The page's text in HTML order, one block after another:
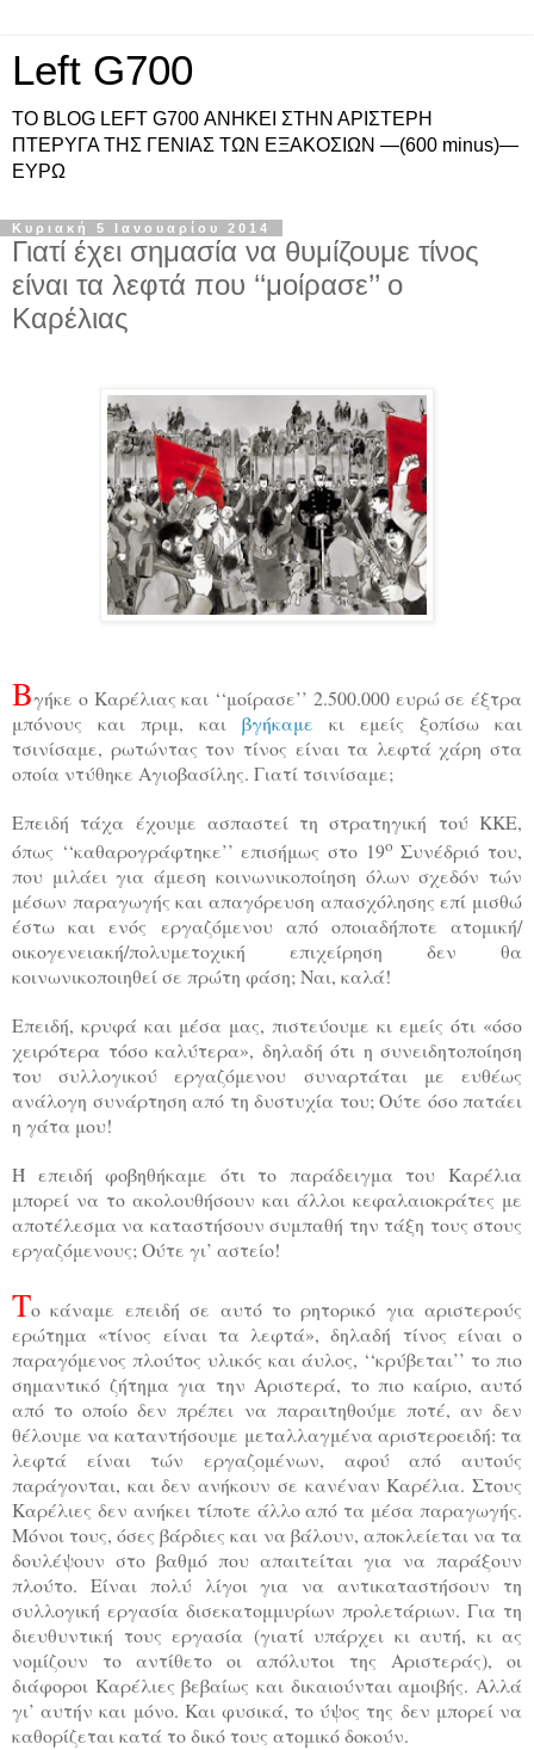
Left G700
ΤΟ BLOG LEFT G700 ΑΝΗΚΕΙ ΣΤΗΝ ΑΡΙΣΤΕΡΗ
ΠΤΕΡΥΓΑ ΤΗΣ ΓΕΝΙΑΣ ΤΩΝ ΕΞΑΚΟΣΙΩΝ —(600 minus)—
ΕΥΡΩ
Κυριακή 5 Ιανουαρίου 2014
Γιατί έχει σημασία να θυμίζουμε τίνος
είναι τα λεφτά που ‘‘μοίρασε’’ ο
Καρέλιας
Βγήκε ο Καρέλιας και ‘‘μοίρασε’’ 2.500.000 ευρώ σε έξτρα
μπόνους και πριμ, και βγήκαμε κι εμείς ξοπίσω και
τσινίσαμε, ρωτώντας τον τίνος είναι τα λεφτά χάρη στα
οποία ντύθηκε Αγιοβασίλης. Γιατί τσινίσαμε;
Επειδή τάχα έχουμε ασπαστεί τη στρατηγική τού ΚΚΕ,
όπως ‘‘καθαρογράφτηκε’’ επισήμως στο 19ο Συνέδριό του,
που μιλάει για άμεση κοινωνικοποίηση όλων σχεδόν τών
μέσων παραγωγής και απαγόρευση απασχόλησης επί μισθώ
έστω και ενός εργαζόμενου από οποιαδήποτε ατομική/
οικογενειακή/πολυμετοχική επιχείρηση δεν θα
κοινωνικοποιηθεί σε πρώτη φάση; Ναι, καλά!
Επειδή, κρυφά και μέσα μας, πιστεύουμε κι εμείς ότι «όσο
χειρότερα τόσο καλύτερα», δηλαδή ότι η συνειδητοποίηση
του συλλογικού εργαζόμενου συναρτάται με ευθέως
ανάλογη συνάρτηση από τη δυστυχία του; Ούτε όσο πατάει
η γάτα μου!
Ή επειδή φοβηθήκαμε ότι το παράδειγμα του Καρέλια
μπορεί να το ακολουθήσουν και άλλοι κεφαλαιοκράτες με
αποτέλεσμα να καταστήσουν συμπαθή την τάξη τους στους
εργαζόμενους; Ούτε γι’ αστείο!
Το κάναμε επειδή σε αυτό το ρητορικό για αριστερούς
ερώτημα «τίνος είναι τα λεφτά», δηλαδή τίνος είναι ο
παραγόμενος πλούτος υλικός και άυλος, ‘‘κρύβεται’’ το πιο
σημαντικό ζήτημα για την Αριστερά, το πιο καίριο, αυτό
από το οποίο δεν πρέπει να παραιτηθούμε ποτέ, αν δεν
θέλουμε να καταντήσουμε μεταλλαγμένα αριστεροειδή: τα
λεφτά είναι τών εργαζομένων, αφού από αυτούς
παράγονται, και δεν ανήκουν σε κανέναν Καρέλια. Στους
Καρέλιες δεν ανήκει τίποτε άλλο από τα μέσα παραγωγής.
Μόνοι τους, όσες βάρδιες και να βάλουν, αποκλείεται να τα
δουλέψουν στο βαθμό που απαιτείται για να παράξουν
πλούτο. Είναι πολύ λίγοι για να αντικαταστήσουν τη
συλλογική εργασία δισεκατομμυρίων προλετάριων. Για τη
διευθυντική τους εργασία (γιατί υπάρχει κι αυτή, κι ας
νομίζουν το αντίθετο οι απόλυτοι της Αριστεράς), οι
διάφοροι Καρέλιες βεβαίως και δικαιούνται αμοιβής. Αλλά
γι’ αυτήν και μόνο. Και φυσικά, το ύψος της δεν μπορεί να
καθορίζεται κατά το δικό τους ατομικό δοκούν.